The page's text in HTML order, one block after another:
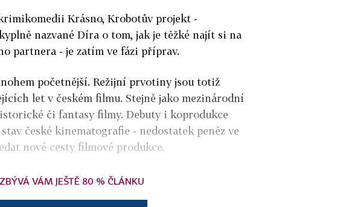
Krásno, Krobotův projekt -
nazvané Díra o tom, jak je těžké najít si na
partnera - je zatím ve fázi příprav.
početnější. Režijní prvotiny jsou totiž
let v českém filmu. Stejně jako mezinárodní
či fantasy filmy. Debuty i koprodukce
české kinematografie - nedostatek peněz ve
nové cesty filmové produkce.
ZBÝVÁ VÁM JEŠTĚ 80 % ČLÁNKU